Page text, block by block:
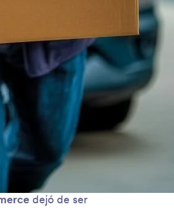
dejó de ser